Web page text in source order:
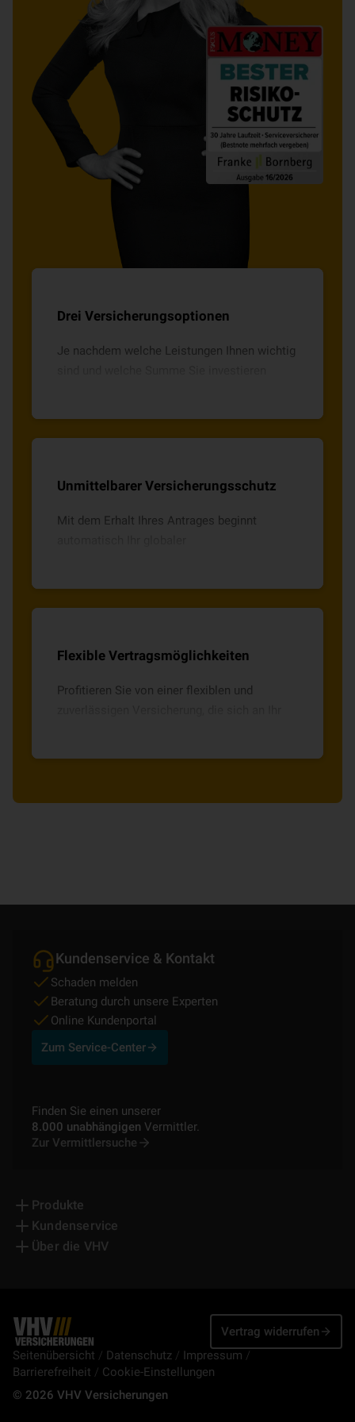
Drei Versicherungsoptionen
Je nachdem welche Leistungen Ihnen wichtig
Unmittelbarer Versicherungsschutz
Mit dem Erhalt Ihres Antrages beginnt
Flexible Vertragsmöglichkeiten
Profitieren Sie von einer flexiblen und
Kundenservice & Kontakt
Schaden melden
Beratung durch unsere Experten
Online Kundenportal
Zum Service-Center
Finden Sie einen unserer
8.000 unabhängigen Vermittler.
Zur Vermittlersuche
Produkte
Kundenservice
Über die VHV
Seitenübersicht Datenschutz
Impressum
Barrierefreiheit
Cookie-Einstellungen
© 2026 VHV Versicherungen
Vertrag widerrufen